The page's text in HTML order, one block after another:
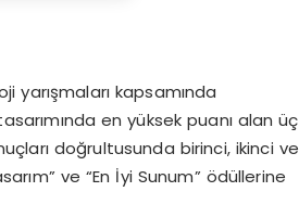
yarışmaları kapsamında
en yüksek puanı alan üç
doğrultusunda birinci, ikinci ve
ve “En İyi Sunum” ödüllerine